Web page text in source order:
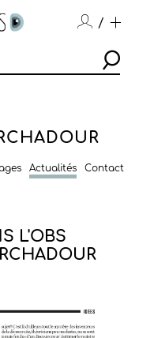
/
Actualités Contact
L'OBS